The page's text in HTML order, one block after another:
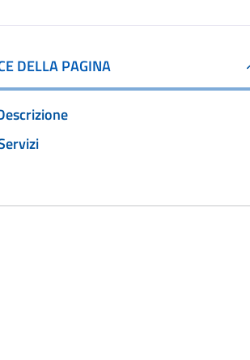
DELLA PAGINA